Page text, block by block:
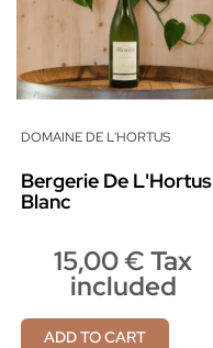
DOMAINE DE L'HORTUS
Bergerie De L'Hortus
Blanc
15,00 € Tax
included
ADD TO CART